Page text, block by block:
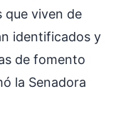
que viven de
identificados y
de fomento
la Senadora